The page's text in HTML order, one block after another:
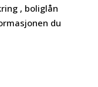
, boliglån
du